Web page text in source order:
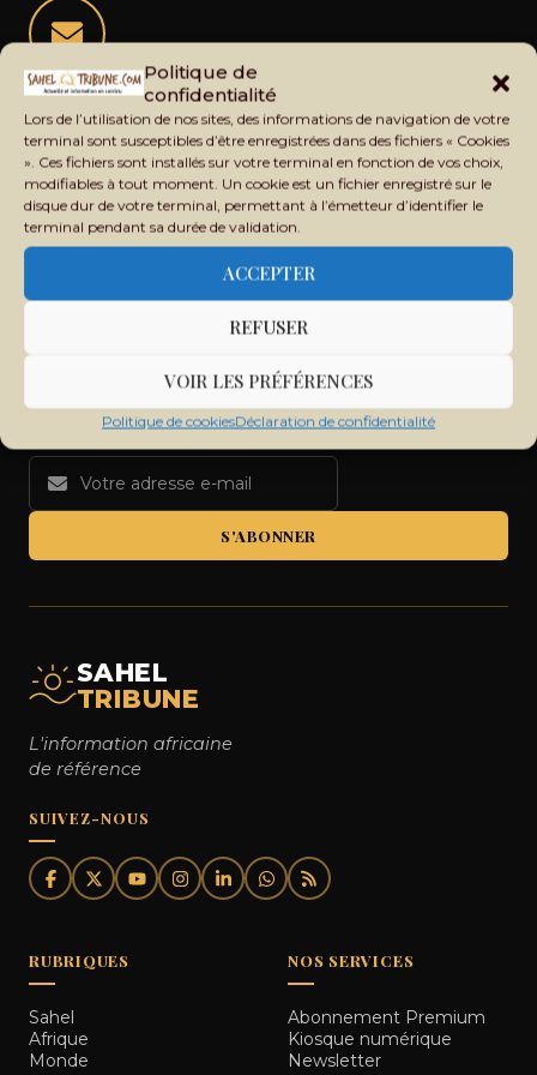
Politique de
confidentialité
Lors de l’utilisation de nos sites, des informations de navigation de votre
terminal sont susceptibles d’être enregistrées dans des fichiers « Cookies
». Ces fichiers sont installés sur votre terminal en fonction de vos choix,
modifiables à tout moment. Un cookie est un fichier enregistré sur le
disque dur de votre terminal, permettant à l’émetteur d’identifier le
terminal pendant sa durée de validation.
ACCEPTER
REFUSER
VOIR LES PRÉFÉRENCES
Politique de cookiesDéclaration de confidentialité
Restez informé de l'actualité du Sahel
Recevez chaque jour les principales informations du Mali,
du Sahel, de l'Afrique et du monde dans votre boîte mail.
S'ABONNER
SAHEL
TRIBUNE
L'information africaine
de référence
SUIVEZ-NOUS
RUBRIQUES
Sahel
Afrique
Monde
NOS SERVICES
Abonnement Premium
Kiosque numérique
Newsletter